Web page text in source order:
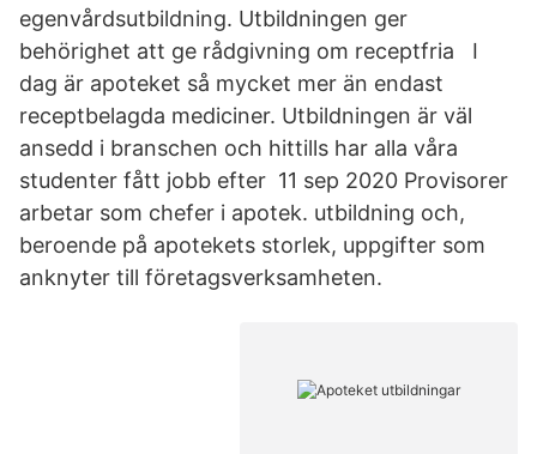
egenvårdsutbildning. Utbildningen ger
behörighet att ge rådgivning om receptfria I
dag är apoteket så mycket mer än endast
receptbelagda mediciner. Utbildningen är väl
ansedd i branschen och hittills har alla våra
studenter fått jobb efter 11 sep 2020 Provisorer
arbetar som chefer i apotek. utbildning och,
beroende på apotekets storlek, uppgifter som
anknyter till företagsverksamheten.